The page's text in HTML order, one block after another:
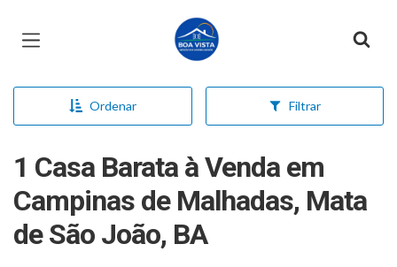
Página inicial
Ordenar Filtrar
1 Casa Barata à Venda em
Campinas de Malhadas, Mata
de São João, BA